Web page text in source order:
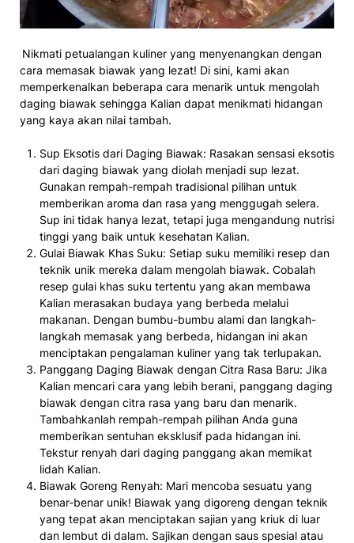
Nikmati petualangan kuliner yang menyenangkan dengan
cara memasak biawak yang lezat! Di sini, kami akan
memperkenalkan beberapa cara menarik untuk mengolah
daging biawak sehingga Kalian dapat menikmati hidangan
yang kaya akan nilai tambah.
Sup Eksotis dari Daging Biawak: Rasakan sensasi eksotis
dari daging biawak yang diolah menjadi sup lezat.
Gunakan rempah-rempah tradisional pilihan untuk
memberikan aroma dan rasa yang menggugah selera.
Sup ini tidak hanya lezat, tetapi juga mengandung nutrisi
tinggi yang baik untuk kesehatan Kalian.
Gulai Biawak Khas Suku: Setiap suku memiliki resep dan
teknik unik mereka dalam mengolah biawak. Cobalah
resep gulai khas suku tertentu yang akan membawa
Kalian merasakan budaya yang berbeda melalui
makanan. Dengan bumbu-bumbu alami dan langkah-
langkah memasak yang berbeda, hidangan ini akan
menciptakan pengalaman kuliner yang tak terlupakan.
Panggang Daging Biawak dengan Citra Rasa Baru: Jika
Kalian mencari cara yang lebih berani, panggang daging
biawak dengan citra rasa yang baru dan menarik.
Tambahkanlah rempah-rempah pilihan Anda guna
memberikan sentuhan eksklusif pada hidangan ini.
Tekstur renyah dari daging panggang akan memikat
lidah Kalian.
Biawak Goreng Renyah: Mari mencoba sesuatu yang
benar-benar unik! Biawak yang digoreng dengan teknik
yang tepat akan menciptakan sajian yang kriuk di luar
dan lembut di dalam. Sajikan dengan saus spesial atau